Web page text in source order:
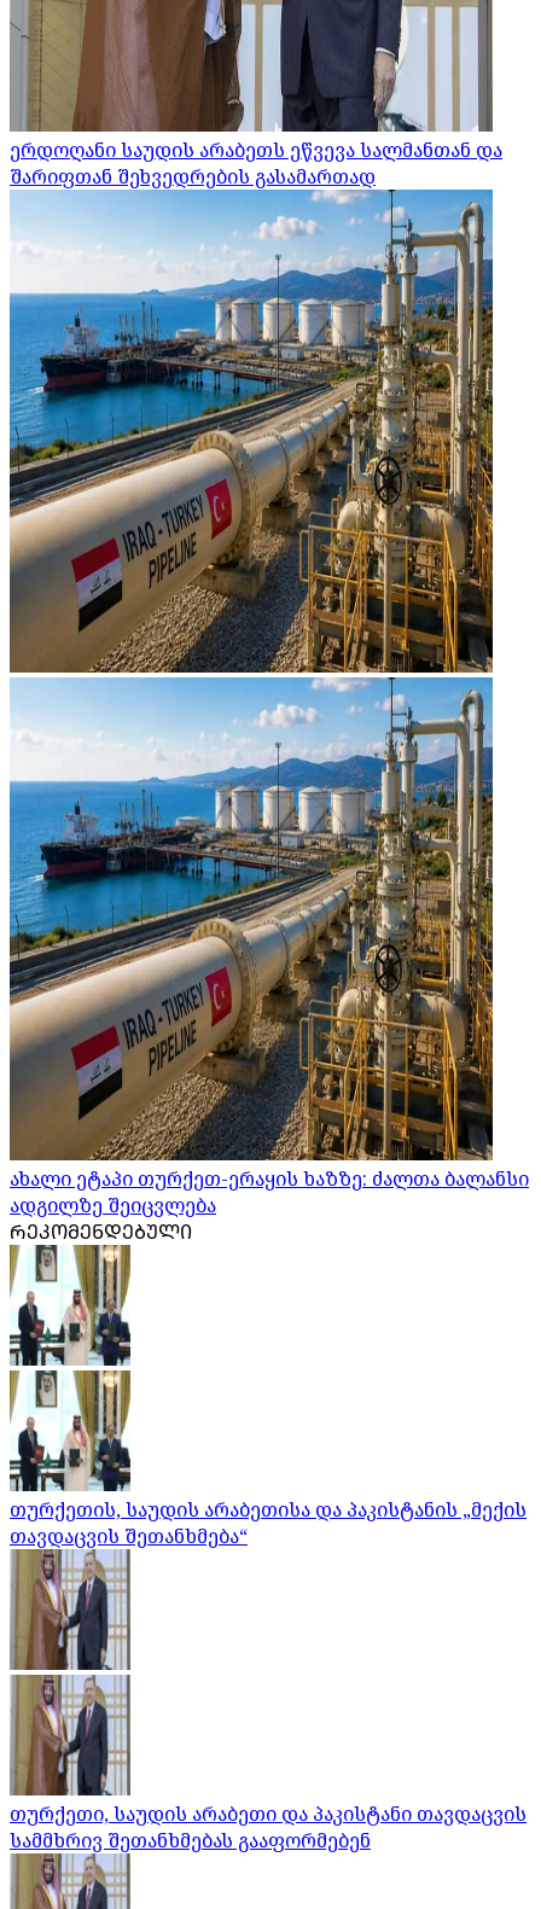
ერდოღანი საუდის არაბეთს ეწვევა სალმანთან და
შარიფთან შეხვედრების გასამართად
ახალი ეტაპი თურქეთ-ერაყის ხაზზე: ძალთა ბალანსი
ადგილზე შეიცვლება
ᲠᲔᲙᲝᲛᲔᲜᲓᲔᲑᲣᲚᲘ
თურქეთის, საუდის არაბეთისა და პაკისტანის „მექის
თავდაცვის შეთანხმება“
თურქეთი, საუდის არაბეთი და პაკისტანი თავდაცვის
სამმხრივ შეთანხმებას გააფორმებენ